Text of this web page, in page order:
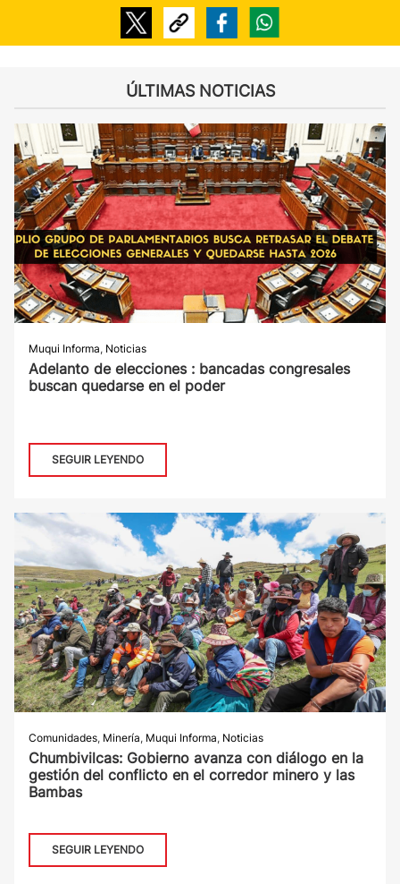
ÚLTIMAS NOTICIAS
Muqui Informa, Noticias
Adelanto de elecciones : bancadas congresales
buscan quedarse en el poder
SEGUIR LEYENDO
Comunidades, Minería, Muqui Informa, Noticias
Chumbivilcas: Gobierno avanza con diálogo en la
gestión del conflicto en el corredor minero y las
Bambas
SEGUIR LEYENDO